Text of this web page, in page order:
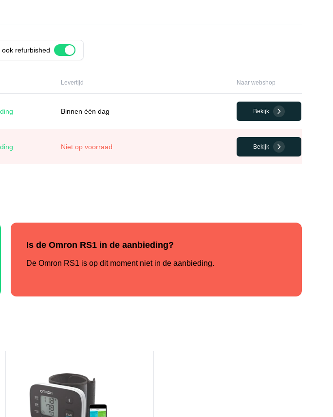
ook refurbished Use setting
Levertijd Naar webshop
Binnen één dag Bekijk
Niet op voorraad Bekijk
Is de Omron RS1 in de aanbieding?
De Omron RS1 is op dit moment niet in de aanbieding.